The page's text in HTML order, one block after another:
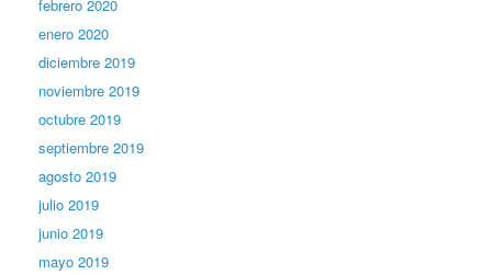
febrero 2020
enero 2020
diciembre 2019
noviembre 2019
octubre 2019
septiembre 2019
agosto 2019
julio 2019
junio 2019
mayo 2019